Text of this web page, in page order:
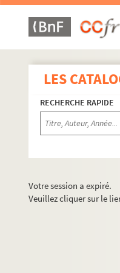
LES
RECHERCHE RAPIDE
Votre session a expiré.
Veuillez cliquer sur le